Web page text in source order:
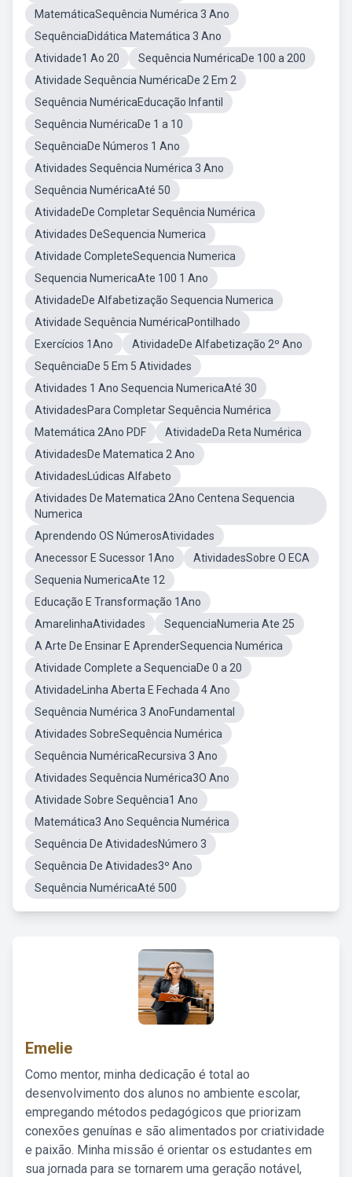
MatemáticaSequência Numérica 3 Ano
SequênciaDidática Matemática 3 Ano
Atividade1 Ao 20
Sequência NuméricaDe 100 a 200
Atividade Sequência NuméricaDe 2 Em 2
Sequência NuméricaEducação Infantil
Sequência NuméricaDe 1 a 10
SequênciaDe Números 1 Ano
Atividades Sequência Numérica 3 Ano
Sequência NuméricaAté 50
AtividadeDe Completar Sequência Numérica
Atividades DeSequencia Numerica
Atividade CompleteSequencia Numerica
Sequencia NumericaAte 100 1 Ano
AtividadeDe Alfabetização Sequencia Numerica
Atividade Sequência NuméricaPontilhado
Exercícios 1Ano
AtividadeDe Alfabetização 2º Ano
SequênciaDe 5 Em 5 Atividades
Atividades 1 Ano Sequencia NumericaAté 30
AtividadesPara Completar Sequência Numérica
Matemática 2Ano PDF
AtividadeDa Reta Numérica
AtividadesDe Matematica 2 Ano
AtividadesLúdicas Alfabeto
Atividades De Matematica 2Ano Centena Sequencia
Numerica
Aprendendo OS NúmerosAtividades
Anecessor E Sucessor 1Ano
AtividadesSobre O ECA
Sequenia NumericaAte 12
Educação E Transformação 1Ano
AmarelinhaAtividades
SequenciaNumeria Ate 25
A Arte De Ensinar E AprenderSequencia Numérica
Atividade Complete a SequenciaDe 0 a 20
AtividadeLinha Aberta E Fechada 4 Ano
Sequência Numérica 3 AnoFundamental
Atividades SobreSequência Numérica
Sequência NuméricaRecursiva 3 Ano
Atividades Sequência Numérica3O Ano
Atividade Sobre Sequência1 Ano
Matemática3 Ano Sequência Numérica
Sequência De AtividadesNúmero 3
Sequência De Atividades3º Ano
Sequência NuméricaAté 500
Emelie
Como mentor, minha dedicação é total ao
desenvolvimento dos alunos no ambiente escolar,
empregando métodos pedagógicos que priorizam
conexões genuínas e são alimentados por criatividade
e paixão. Minha missão é orientar os estudantes em
sua jornada para se tornarem uma geração notável,